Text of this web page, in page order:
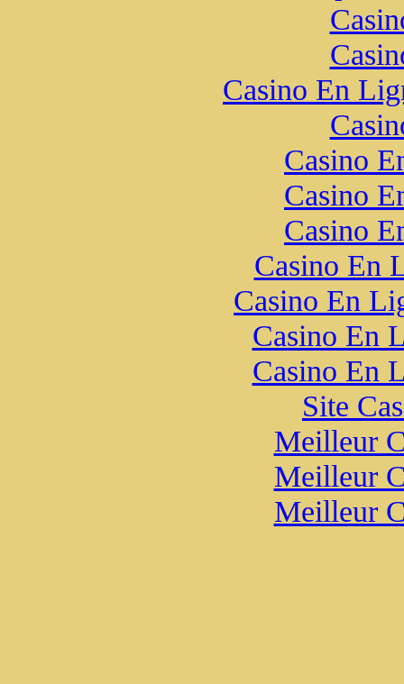
Casino En
Casino
Casino
Casino
Casino En
Casino En
Casino En
Casino En
Site
Meilleur
Meilleur
Meilleur